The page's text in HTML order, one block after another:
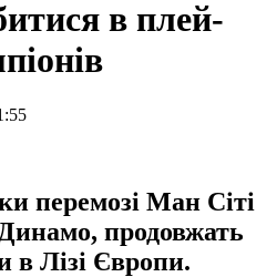
в плей-
перемозі Ман Сіті
продовжать
в Лізі Європи.